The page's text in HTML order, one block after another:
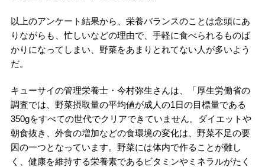
以上のアンケート結果から、栄養バランスのことは念頭にあ
りながらも、忙しいなどの理由で、手軽に食べられるものば
かりになってしまい、野菜をあまりとれてない人が多いよう
だ。
キューサイの管理栄養士・今村弥生さんは、「厚生労働省の
調査では、野菜摂取量の平均値が成人の1日の目標量である
350gをすべての世代でクリアできていません。ダイエットや
朝食抜き、外食の増加などの食環境の変化は、野菜不足の要
因の一つとなっています。野菜には体内で作ることが難し
く、健康を維持する栄養素であるビタミンやミネラルがたく